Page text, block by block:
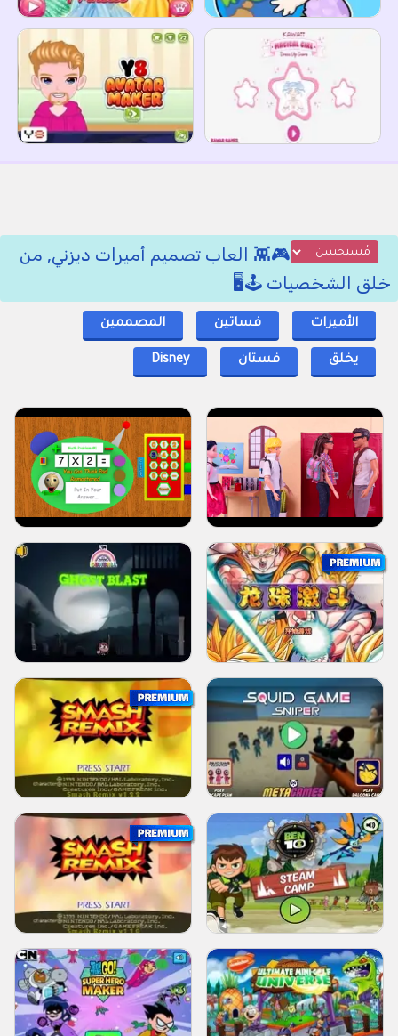
🎮👾 العاب تصميم أميرات ديزني, من
خلق الشخصيات 🕹️🖥️
الأميرات فساتين المصممين
يخلق فستان Disney